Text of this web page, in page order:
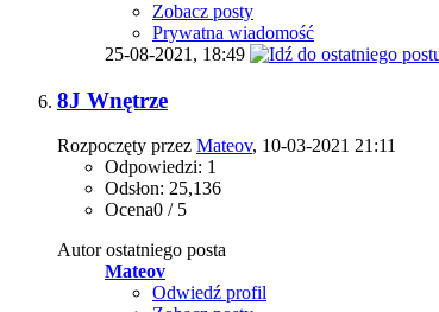
Zobacz posty
Prywatna wiadomość
25-08-2021, 18:49
8J Wnętrze
Rozpoczęty przez Mateov, 10-03-2021 21:11
Odpowiedzi: 1
Odsłon: 25,136
Ocena0 / 5
Autor ostatniego posta
Mateov
Odwiedź profil